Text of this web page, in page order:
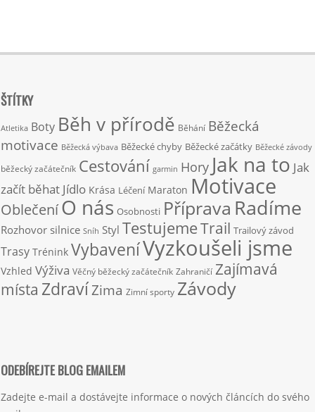
ŠTÍTKY
Atletika Boty Běh v přírodě Běhání Běžecká
motivace Běžecká výbava Běžecké chyby Běžecké začátky Běžecké závody
běžecký začátečník Cestování garmin Hory Jak na to Jak
začít běhat Jídlo Krása Léčení Maraton Motivace
OblečeníO nás Osobnosti Příprava Radíme
Rozhovor silnice Sníh Styl TestujemeTrail Trailový závod
Trasy Trénink VybaveníVyzkoušeli jsme
Vzhled Výživa Věčný běžecký začátečník Zahraničí Zajímavá
místa ZdravíZima Zimní sporty Závody
ODEBÍREJTE BLOG EMAILEM
Zadejte e-mail a dostávejte informace o nových článcích do svého